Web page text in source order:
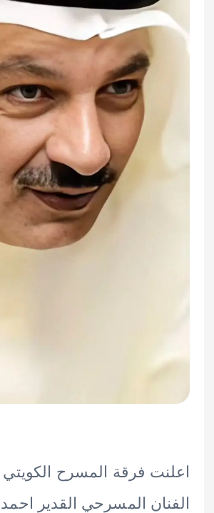
فرقة المسرح الكويتي عن
المسرحي القدير احمد